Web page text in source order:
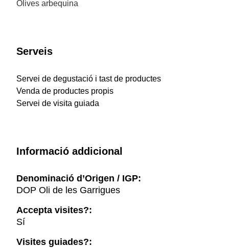
Olives arbequina
Serveis
Servei de degustació i tast de productes
Venda de productes propis
Servei de visita guiada
Informació addicional
Denominació d’Origen / IGP:
DOP Oli de les Garrigues
Accepta visites?:
Sí
Visites guiades?: